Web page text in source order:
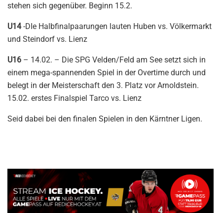
stehen sich gegenüber. Beginn 15.2.
U14-DIe Halbfinalpaarungen lauten Huben vs. Völkermarkt
und Steindorf vs. Lienz
U16 – 14.02. – Die SPG Velden/Feld am See setzt sich in
einem mega-spannenden Spiel in der Overtime durch und
belegt in der Meisterschaft den 3. Platz vor Arnoldstein.
15.02. erstes Finalspiel Tarco vs. Lienz
Seid dabei bei den finalen Spielen in den Kärntner Ligen.